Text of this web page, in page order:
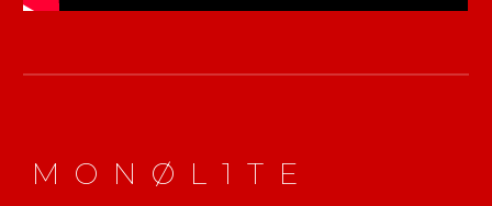
M O N Ø L 1 T E